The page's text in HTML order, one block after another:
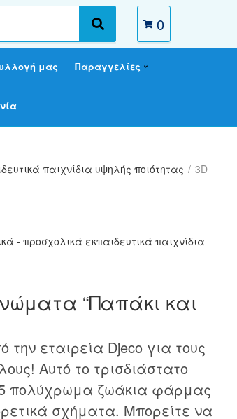
S
e
r
0
μας Παραγγελίες
παιχνίδια υψηλής ποιότητας / 3D
- προσχολικά εκπαιδευτικά παιχνίδια
“Παπάκι και
εταιρεία Djeco για τους
Αυτό το τρισδιάστατο
πολύχρωμα ζωάκια φάρμας
σχήματα. Μπορείτε να